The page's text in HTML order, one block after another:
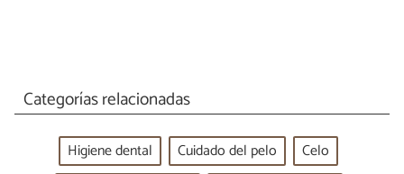
Categorías relacionadas
Higiene dental Cuidado del pelo
Celo